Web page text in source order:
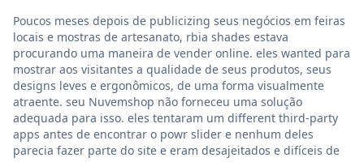
Poucos meses depois de publicizing seus negócios em feiras
locais e mostras de artesanato, rbia shades estava
procurando uma maneira de vender online. eles wanted para
mostrar aos visitantes a qualidade de seus produtos, seus
designs leves e ergonômicos, de uma forma visualmente
atraente. seu Nuvemshop não forneceu uma solução
adequada para isso. eles tentaram um different third-party
apps antes de encontrar o powr slider e nenhum deles
parecia fazer parte do site e eram desajeitados e difíceis de